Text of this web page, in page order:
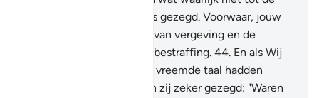
Boodschappers vóór jou is gezegd. Voorwaar, jouw
Heer is zeker de Bezitter van vergeving en de
Bezitter van een pijnlijke bestraffing. 44. En als Wij
hem als een Koran in een vreemde taal hadden
geopenbaard, dan hadden zij zeker gezegd: "Waren